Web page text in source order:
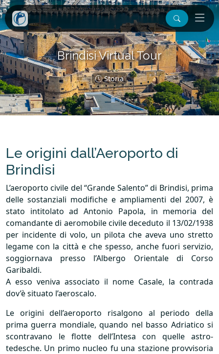
Brindisi Virtual Tour
Storia
Le origini dall’Aeroporto di
Brindisi
L’aeroporto civile del “Grande Salento” di Brindisi, prima
delle sostanziali modifiche e ampliamenti del 2007, è
stato intitolato ad Antonio Papola, in memoria del
comandante di aeromobile civile deceduto il 13/02/1938
per incidente di volo, un pilota che aveva uno stretto
legame con la città e che spesso, anche fuori servizio,
soggiornava presso l’Albergo Orientale di Corso
Garibaldi.
A esso veniva associato il nome Casale, la contrada
dov’è situato l’aeroscalo.
Le origini dell’aeroporto risalgono al periodo della
prima guerra mondiale, quando nel basso Adriatico si
scontravano le flotte dell’Intesa con quelle astro-
tedesche. Un primo nucleo fu una stazione provvisoria